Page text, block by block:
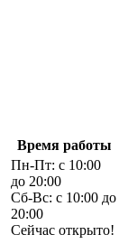
Время работы
Пн-Пт: с 10:00
до 20:00
Сб-Вс: с 10:00 до
20:00
Сейчас открыто!